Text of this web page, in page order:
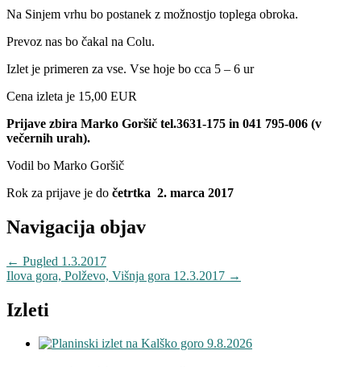
Na Sinjem vrhu bo postanek z možnostjo toplega obroka.
Prevoz nas bo čakal na Colu.
Izlet je primeren za vse. Vse hoje bo cca 5 – 6 ur
Cena izleta je 15,00 EUR
Prijave zbira Marko Goršič tel.3631-175 in 041 795-006 (v
večernih urah).
Vodil bo Marko Goršič
Rok za prijave je do četrtka 2. marca 2017
Navigacija objav
← Pugled 1.3.2017
Ilova gora, Polževo, Višnja gora 12.3.2017 →
Izleti